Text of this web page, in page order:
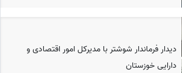
دیدار فرماندار شوشتر با مدیرکل امور اقتصادی و
دارایی خوزستان